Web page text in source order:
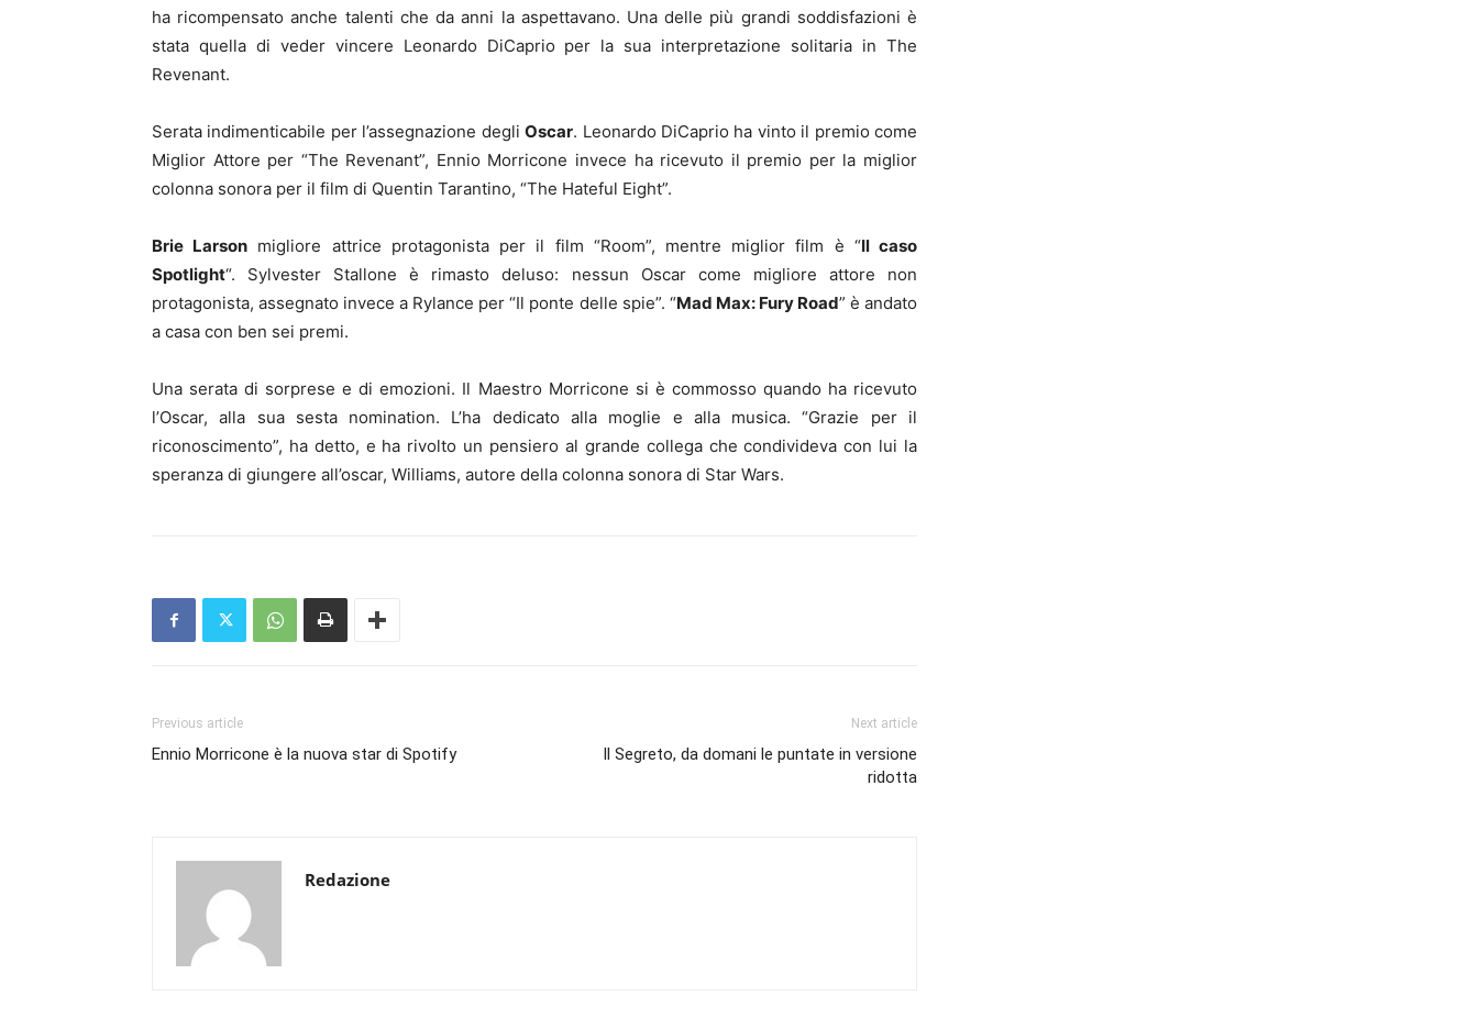
ha ricompensato anche talenti che da anni la aspettavano. Una delle più grandi soddisfazioni è
stata quella di veder vincere Leonardo DiCaprio per la sua interpretazione solitaria in The
Revenant.
Serata indimenticabile per l’assegnazione degliOscar. Leonardo DiCaprio ha vinto il premio come
Miglior Attore per “The Revenant”, Ennio Morricone invece ha ricevuto il premio per la miglior
colonna sonora per il film di Quentin Tarantino, “The Hateful Eight”.
Brie Larson migliore attrice protagonista per il film “Room”, mentre miglior film è “Il caso
Spotlight“. Sylvester Stallone è rimasto deluso: nessun Oscar come migliore attore non
protagonista, assegnato invece a Rylance per “Il ponte delle spie”. “Mad Max: Fury Road” è andato
a casa con ben sei premi.
Una serata di sorprese e di emozioni. Il Maestro Morricone si è commosso quando ha ricevuto
l’Oscar, alla sua sesta nomination. L’ha dedicato alla moglie e alla musica. “Grazie per il
riconoscimento”, ha detto, e ha rivolto un pensiero al grande collega che condivideva con lui la
speranza di giungere all’oscar, Williams, autore della colonna sonora di Star Wars.
Previous article
Ennio Morricone è la nuova star di Spotify
Next article
Il Segreto, da domani le puntate in versione
ridotta
Redazione